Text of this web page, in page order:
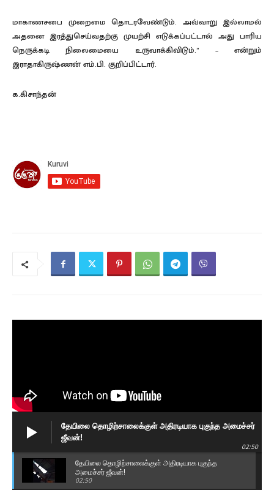
மாகாணசபை முறைமை தொடரவேண்டும். அவ்வாறு இல்லாமல்
அதனை இரத்துசெய்வதற்கு முயற்சி எடுக்கப்பட்டால் அது பாரிய
நெருக்கடி நிலைமையை உருவாக்கிவிடும்.” – என்றும்
இராதாகிருஷ்ணன் எம்.பி. குறிப்பிட்டார்.
க.கிசாந்தன்
தேயிலை தொழிற்சாலைக்குள் அதிரடியாக புகுந்த அமைச்சர்
ஜீவன்!
02:50
தேயிலை தொழிற்சாலைக்குள் அதிரடியாக புகுந்த
அமைச்சர் ஜீவன்!
02:50